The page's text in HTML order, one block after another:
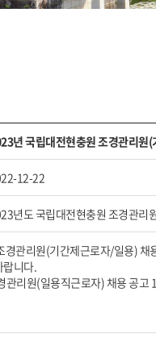
년 국립대전현충원 조경관리원
12-22
년도 국립대전현충원 조경관리
관리원(기간제근로자/일용) 채
랍니다.
관리원(일용직근로자) 채용 공고